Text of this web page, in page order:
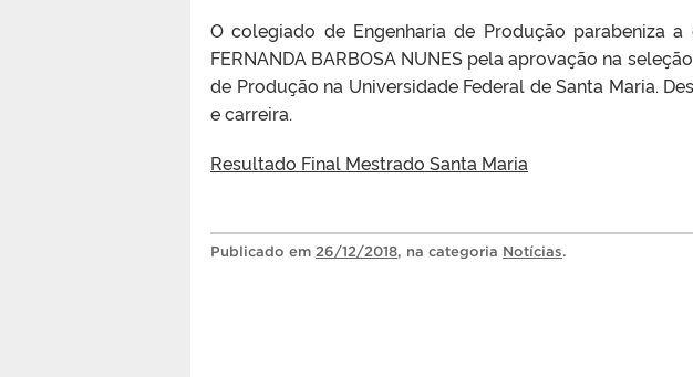
O colegiado de Engenharia de Produção parabeniza a
FERNANDA BARBOSA NUNES pela aprovação na
de Produção na Universidade Federal de Santa Maria.
e carreira.
Resultado Final Mestrado Santa Maria
Publicado em 26/12/2018, na categoria Notícias.